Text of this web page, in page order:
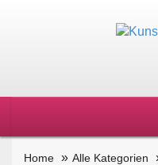
Home Alle Kategorien